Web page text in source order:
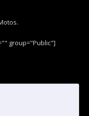
group="Public"]